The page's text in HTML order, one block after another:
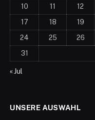
10
11 12
17
18 19
24
25 26
31
« Jul
UNSERE AUSWAHL